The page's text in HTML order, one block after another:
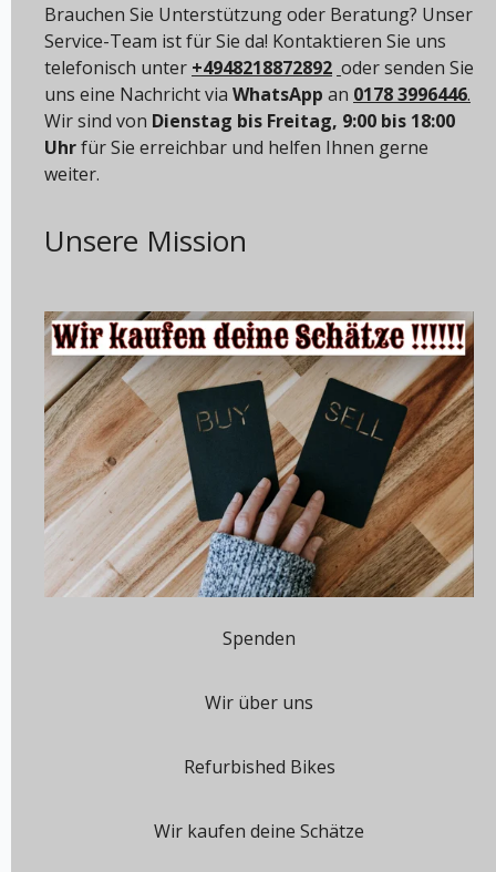
Brauchen Sie Unterstützung oder Beratung? Unser
Service-Team ist für Sie da! Kontaktieren Sie uns
telefonisch unter +4948218872892 oder senden Sie
uns eine Nachricht via WhatsApp an 0178 3996446.
Wir sind von Dienstag bis Freitag, 9:00 bis 18:00
Uhrfür Sie erreichbar und helfen Ihnen gerne
weiter.
Unsere Mission
Spenden
Wir über uns
Refurbished Bikes
Wir kaufen deine Schätze